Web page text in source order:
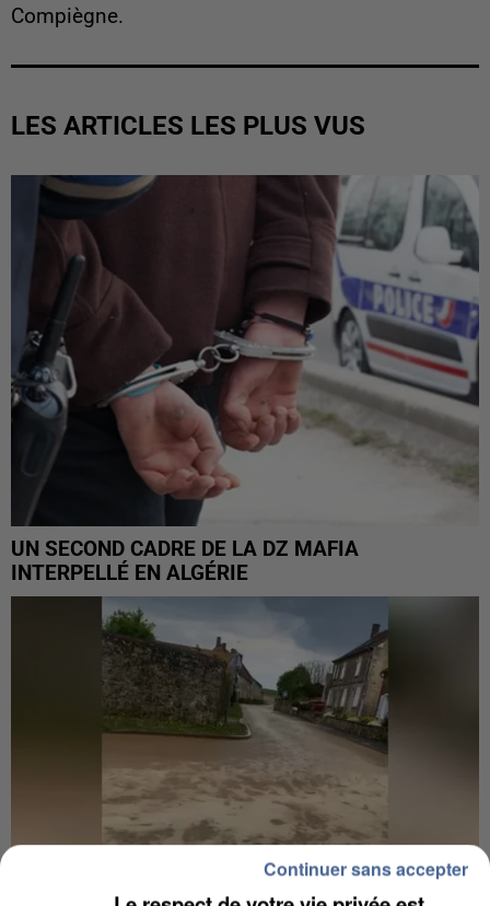
Compiègne.
LES ARTICLES LES PLUS VUS
UN SECOND CADRE DE LA DZ MAFIA
INTERPELLÉ EN ALGÉRIE
Continuer sans accepter